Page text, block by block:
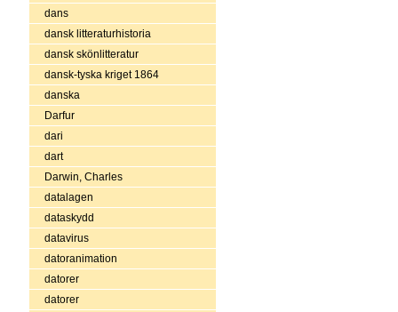
dans
dansk litteraturhistoria
dansk skönlitteratur
dansk-tyska kriget 1864
danska
Darfur
dari
dart
Darwin, Charles
datalagen
dataskydd
datavirus
datoranimation
datorer
datorer